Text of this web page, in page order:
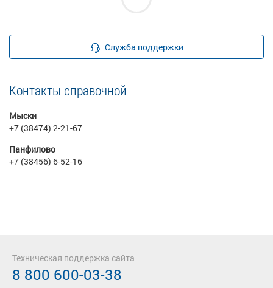
Служба поддержки
Контакты справочной
Мыски
+7 (38474) 2-21-67
Панфилово
+7 (38456) 6-52-16
Техническая поддержка сайта
8 800 600-03-38